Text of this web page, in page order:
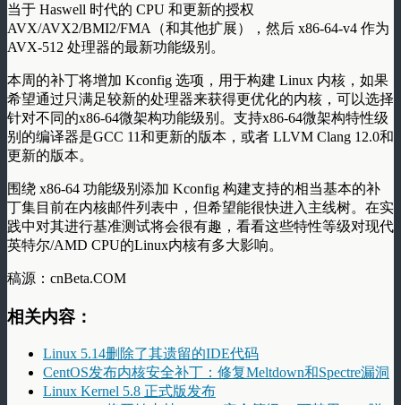
当于 Haswell 时代的 CPU 和更新的授权
AVX/AVX2/BMI2/FMA（和其他扩展），然后 x86-64-v4 作为
AVX-512 处理器的最新功能级别。
本周的补丁将增加 Kconfig 选项，用于构建 Linux 内核，如果
希望通过只满足较新的处理器来获得更优化的内核，可以选择
针对不同的x86-64微架构功能级别。支持x86-64微架构特性级
别的编译器是GCC 11和更新的版本，或者 LLVM Clang 12.0和
更新的版本。
围绕 x86-64 功能级别添加 Kconfig 构建支持的相当基本的补
丁集目前在内核邮件列表中，但希望能很快进入主线树。在实
践中对其进行基准测试将会很有趣，看看这些特性等级对现代
英特尔/AMD CPU的Linux内核有多大影响。
稿源：cnBeta.COM
相关内容：
Linux 5.14删除了其遗留的IDE代码
CentOS发布内核安全补丁：修复Meltdown和Spectre漏洞
Linux Kernel 5.8 正式版发布